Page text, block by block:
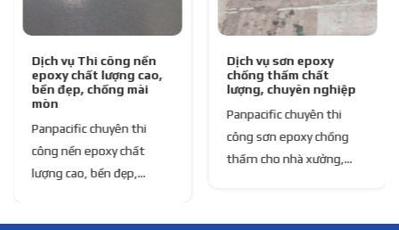
Dịch vụ Thi công nền
epoxy chất lượng cao,
bền đẹp, chống mài
mòn
Panpacific chuyên thi
công nền epoxy chất
lượng cao, bền đẹp,
Dịch vụ sơn epoxy
chống thấm chất
lượng, chuyên nghiệp
Panpacific chuyên thi
công sơn epoxy chống
thấm cho nhà xưởng,
thi công sơn sàn epoxy